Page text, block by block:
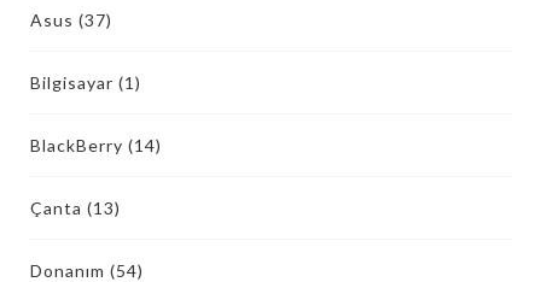
Asus (37)
Bilgisayar (1)
BlackBerry (14)
Çanta (13)
Donanım (54)